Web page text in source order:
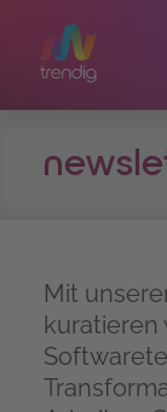
Mit
kuratieren